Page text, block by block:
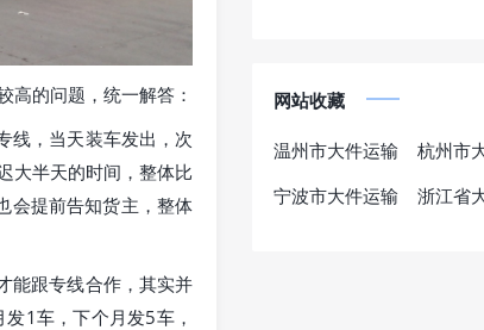
高的问题，统一解答：
线，当天装车发出，次
大半天的时间，整体比
会提前告知货主，整体
能跟专线合作，其实并
1车，下个月发5车，
网站收藏
温州市大件运输
杭州市
宁波市大件运输
浙江省